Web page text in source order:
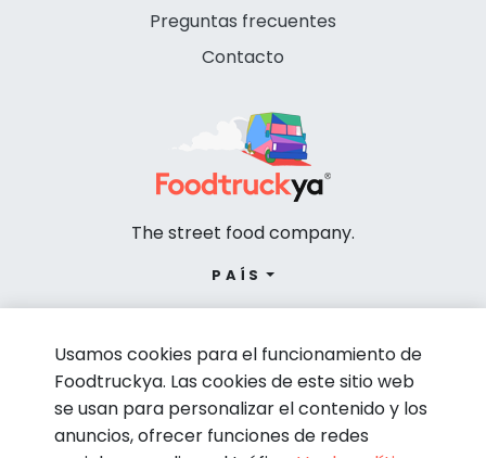
Preguntas frecuentes
Contacto
The street food company.
PAÍS
Usamos cookies para el funcionamiento de
Foodtruckya. Las cookies de este sitio web
se usan para personalizar el contenido y los
anuncios, ofrecer funciones de redes